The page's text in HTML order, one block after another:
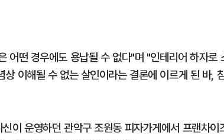
어떤 경우에도 용납될 수 없다"며 "인테리어 하자로
상 이해될 수 없는 살인이라는 결론에 이르게 된 바,
이 운영하던 관악구 조원동 피자가게에서 프랜차